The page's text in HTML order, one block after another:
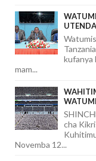
kufanya
mam...
cha
Novemba 12...